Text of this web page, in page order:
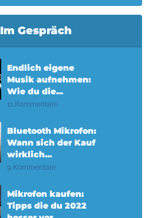
Im Gespräch
Endlich eigene
Musik aufnehmen:
Wie du die...
11 Kommentare
Bluetooth Mikrofon:
Wann sich der Kauf
wirklich...
9 Kommentare
Mikrofon kaufen:
Tipps die du 2022